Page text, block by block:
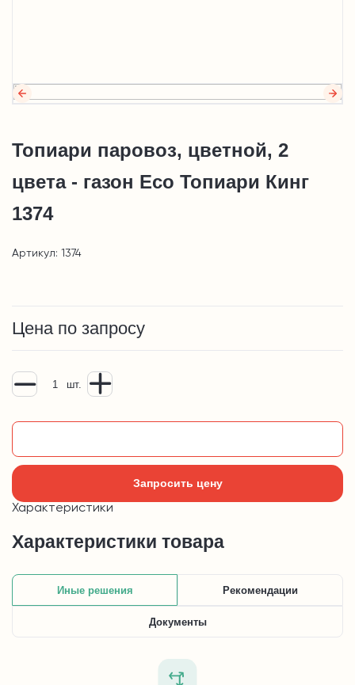
Топиари паровоз, цветной, 2
цвета - газон Eco Топиари Кинг
1374
Артикул: 1374
Цена по запросу
шт.
Запросить цену
Характеристики
Характеристики товара
Иные решения Рекомендации
Документы